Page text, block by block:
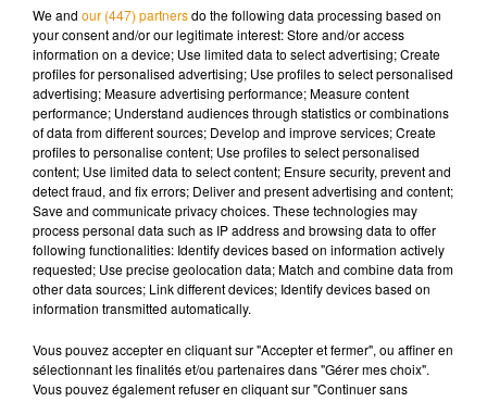
Sur les cinq premiers jours des dons, entre le 20 et le 24
mars, 50 000€ ont déjà été amassés dans les 750 magasins
participants.
L’AP-HP remercie chaleureusement@microdon_fr,
@Monoprix, Franprix et@_NATURALIApour leur soutien
avec l'arrondi en caisse. Vous pouvez aider le fonds
d'urgence pour soutenir les équipes de l'AP-HP face au
coronavirus covid-19 :
https://t.co/5hvIPQ1y94#RestezChezVous#Covid19
pic.twitter.com/r0AhOaFNRg
— AP-HP (@APHP)March 22, 2020
We and our (447) partnersdo the following data processing based on
your consent and/or our legitimate interest: Store and/or access
information on a device; Use limited data to select advertising; Create
profiles for personalised advertising; Use profiles to select personalised
advertising; Measure advertising performance; Measure content
performance; Understand audiences through statistics or combinations
of data from different sources; Develop and improve services; Create
profiles to personalise content; Use profiles to select personalised
content; Use limited data to select content; Ensure security, prevent and
detect fraud, and fix errors; Deliver and present advertising and content;
Save and communicate privacy choices. These technologies may
process personal data such as IP address and browsing data to offer
following functionalities: Identify devices based on information actively
requested; Use precise geolocation data; Match and combine data from
other data sources; Link different devices; Identify devices based on
information transmitted automatically.
Vous pouvez accepter en cliquant sur "Accepter et fermer", ou affiner en
sélectionnant les finalités et/ou partenaires dans "Gérer mes choix".
Vous pouvez également refuser en cliquant sur "Continuer sans